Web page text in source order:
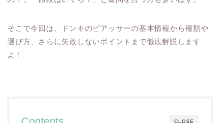
そこで今回は、ドンキのピアッサーの基本情報から種類や
選び方、さらに失敗しないポイントまで徹底解説します
よ！
CLOSE